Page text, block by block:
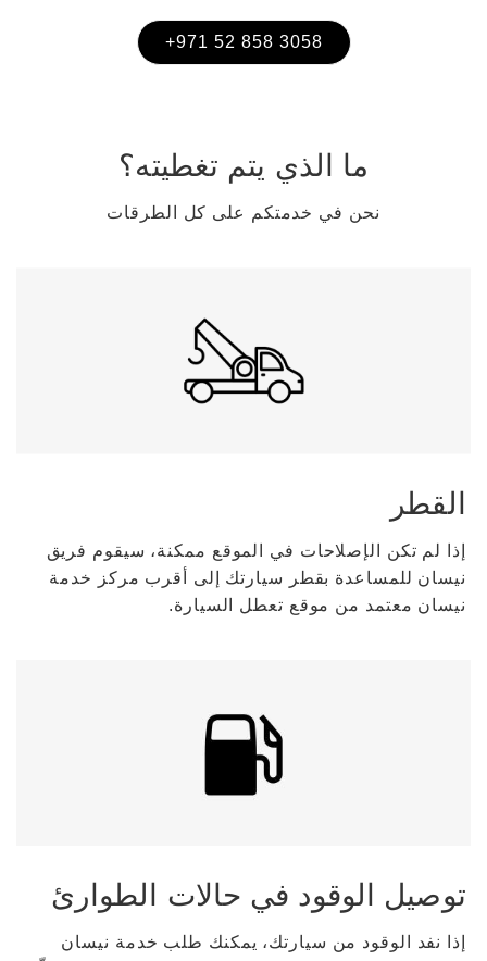
3058 858 52 971+
ما الذي يتم تغطيته؟
نحن في خدمتكم على كل الطرقات
القطر
إذا لم تكن الإصلاحات في الموقع ممكنة، سيقوم فريق
نيسان للمساعدة بقطر سيارتك إلى أقرب مركز خدمة
نيسان معتمد من موقع تعطل السيارة.
توصيل الوقود في حالات الطوارئ
إذا نفد الوقود من سيارتك، يمكنك طلب خدمة نيسان